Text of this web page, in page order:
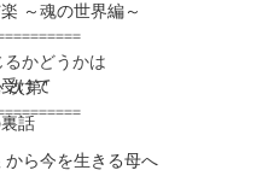
～魂の世界編～
けて
話
から今を生きる母へ
かどうかは
次第"